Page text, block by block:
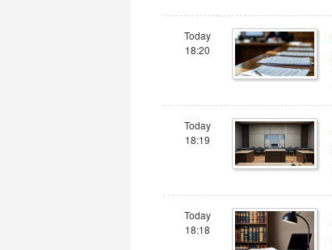
Today
18:20
Today
18:19
Today
18:18